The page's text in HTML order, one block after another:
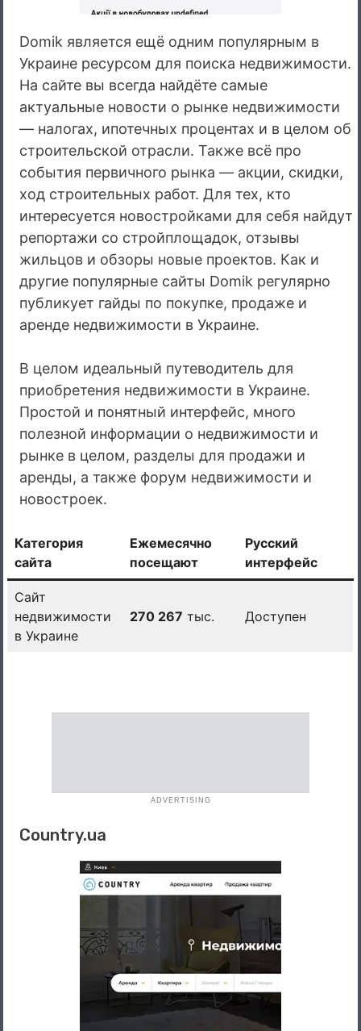
Domik является ещё одним популярным в
Украине ресурсом для поиска недвижимости.
На сайте вы всегда найдёте самые
актуальные новости о рынке недвижимости
— налогах, ипотечных процентах и в целом об
строительской отрасли. Также всё про
события первичного рынка — акции, скидки,
ход строительных работ. Для тех, кто
интересуется новостройками для себя найдут
репортажи со стройплощадок, отзывы
жильцов и обзоры новые проектов. Как и
другие популярные сайты Domik регулярно
публикует гайды по покупке, продаже и
аренде недвижимости в Украине.
В целом идеальный путеводитель для
приобретения недвижимости в Украине.
Простой и понятный интерфейс, много
полезной информации о недвижимости и
рынке в целом, разделы для продажи и
аренды, а также форум недвижимости и
новостроек.
Категория
сайта
Ежемесячно
посещают
Русский
интерфейс
Сайт
недвижимости
в Украине
270 267 тыс. Доступен
ADVERTISING
Country.ua